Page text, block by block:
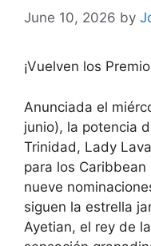
June 10, 2026 by
¡Vuelven los
Anunciada el
junio), la potencia
Trinidad, Lady
para los
nueve
siguen la estrella
Ayetian, el rey de